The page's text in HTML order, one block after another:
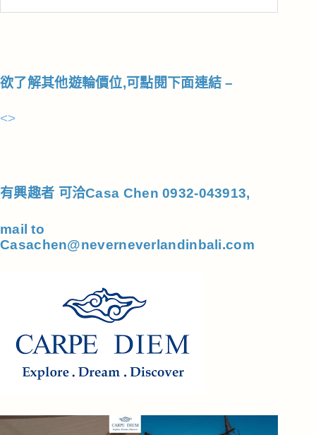
欲了解其他遊輪價位,可點閱下面連結 –
<>
有興趣者 可洽Casa Chen 0932-043913,
mail to
Casachen@neverneverlandinbali.com